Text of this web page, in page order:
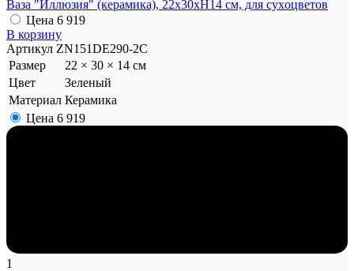
Ваза "Иллюзия" (керамика), 22x30xH14 см, для суxоцветов
Цена 6 919
В корзину
Артикул ZN151DE290-2C
Размер
22 × 30 × 14 см
Цвет
Зеленый
Материал Керамика
Цена 6 919
1